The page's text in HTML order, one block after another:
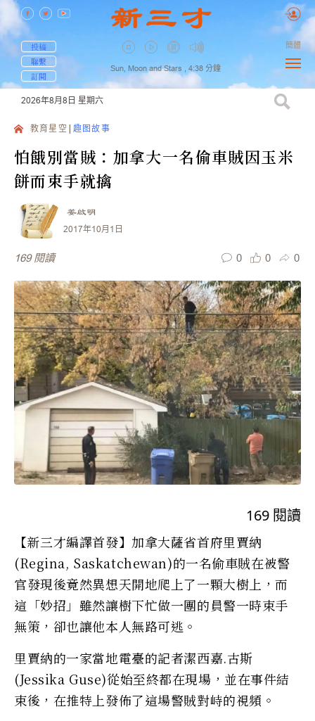
投稿
聯繫
訂閱
Sun, Moon and Stars , 4:38 分鐘
簡體
2026年8月8日 星期六
教育星空 趣图故事
怕餓別當賊：加拿大一名偷車賊因玉米
餅而束手就擒
姜啟明
2017年10月1日
169 閱讀 0 0 0
169 閱讀
【新三才編譯首發】加拿大薩省首府里賈納
(Regina, Saskatchewan)的一名偷車賊在被警
官發現後竟然異想天開地爬上了一顆大樹上，而
這「妙招」雖然讓樹下忙做一團的員警一時束手
無策，卻也讓他本人無路可逃。
里賈納的一家當地電臺的記者潔西嘉.古斯
(Jessika Guse)從始至終都在現場，並在事件結
束後，在推特上發佈了這場警賊對峙的視頻。